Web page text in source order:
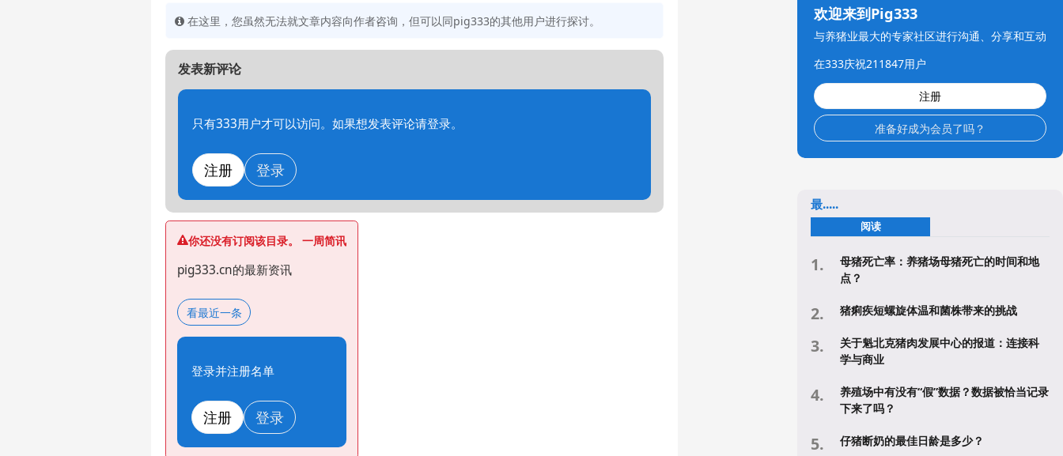
在这里，您虽然无法就文章内容向作者咨询，但可以同pig333的其他用户进行探讨。
发表新评论
只有333用户才可以访问。如果想发表评论请登录。
注册 登录
你还没有订阅该目录。 一周简讯
pig333.cn的最新资讯
看最近一条
登录并注册名单
注册 登录
欢迎来到Pig333
与养猪业最大的专家社区进行沟通、分享和互动
在333庆祝211847用户
注册
准备好成为会员了吗？
最.....
阅读
母猪死亡率：养猪场母猪死亡的时间和地
点？
猪痢疾短螺旋体温和菌株带来的挑战
关于魁北克猪肉发展中心的报道：连接科
学与商业
养殖场中有没有“假”数据？数据被恰当记录
下来了吗？
仔猪断奶的最佳日龄是多少？